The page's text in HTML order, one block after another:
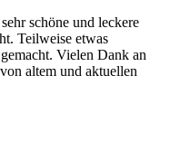
schöne und leckere
Teilweise etwas
Vielen Dank an
altem und aktuellen